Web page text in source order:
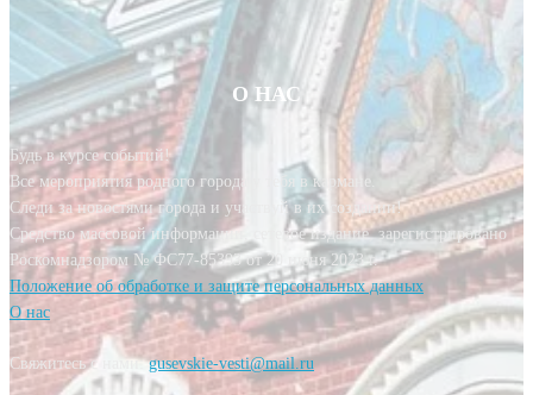
О НАС
Будь в курсе событий!
Все мероприятия родного города у тебя в кармане.
Следи за новостями города и участвуй в их создании!
Средство массовой информации, сетевое издание, зарегистрировано
Роскомнадзором № ФС77-85393 от 20 июня 2023 г.
Положение об обработке и защите персональных данных
О нас
Свяжитесь с нами:gusevskie-vesti@mail.ru